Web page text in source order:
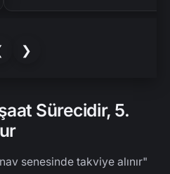
❯
Sürecidir, 5.
senesinde takviye alınır"